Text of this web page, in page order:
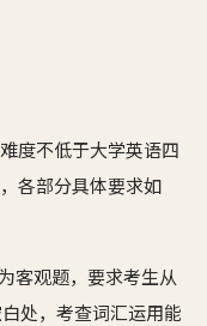
度不低于大学英语四
各部分具体要求如
客观题，要求考生从
处，考查词汇运用能